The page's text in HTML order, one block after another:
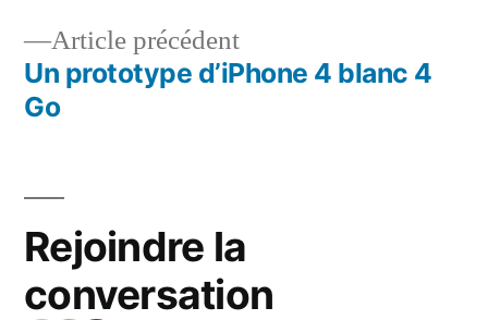
l’article
Article précédentArticle
précédent :
Un prototype d’iPhone 4 blanc 4
Go
Rejoindre la
conversation